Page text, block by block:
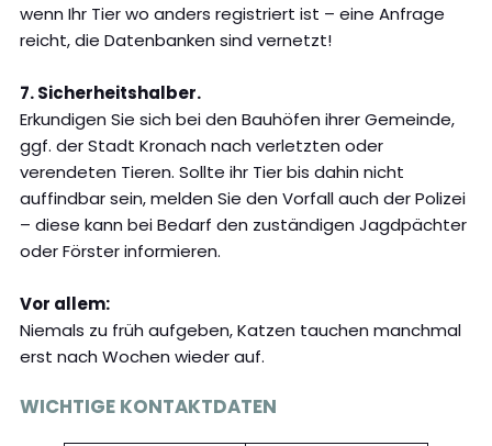
wenn Ihr Tier wo anders registriert ist – eine Anfrage
reicht, die Datenbanken sind vernetzt!
7. Sicherheitshalber.
Erkundigen Sie sich bei den Bauhöfen ihrer Gemeinde,
ggf. der Stadt Kronach nach verletzten oder
verendeten Tieren. Sollte ihr Tier bis dahin nicht
auffindbar sein, melden Sie den Vorfall auch der Polizei
– diese kann bei Bedarf den zuständigen Jagdpächter
oder Förster informieren.
Vor allem:
Niemals zu früh aufgeben, Katzen tauchen manchmal
erst nach Wochen wieder auf.
WICHTIGE KONTAKTDATEN